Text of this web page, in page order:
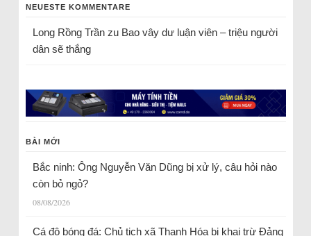
NEUESTE KOMMENTARE
Long Rồng Trầnzu Bao vây dư luận viên – triệu người
dân sẽ thắng
BÀI MỚI
Bắc ninh: Ông Nguyễn Văn Dũng bị xử lý, câu hỏi nào
còn bỏ ngỏ?
08/08/2026
Cá độ bóng đá: Chủ tịch xã Thanh Hóa bị khai trừ Đảng